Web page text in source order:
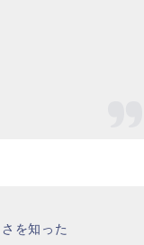
を知った